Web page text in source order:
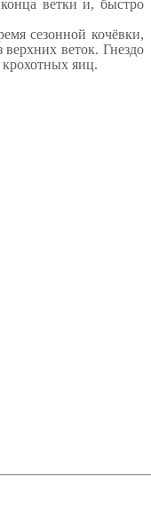
ветки и, быстро
сезонной кочёвки,
веток. Гнездо
яиц.